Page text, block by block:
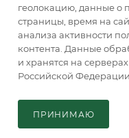
геолокацию, данные о
страницы, время на
анализа активности
контента. Данные
и хранятся на
Российской Федерации
ПРИНИМАЮ
Главная
Кабинет